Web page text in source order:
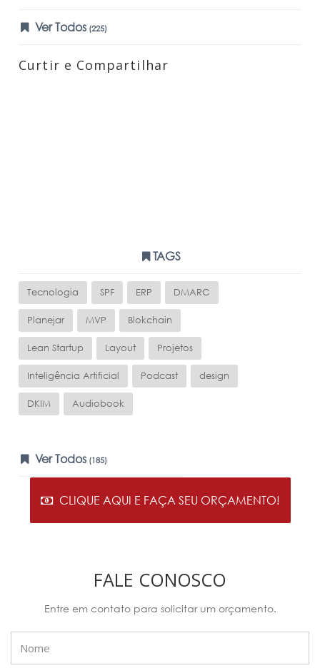
Ver Todos (225)
Curtir e Compartilhar
TAGS
Tecnologia SPF ERP DMARC
Planejar MVP Blokchain
Lean Startup Layout Projetos
Inteligência Artificial Podcast design
DKIM Audiobook
Ver Todos (185)
CLIQUE AQUI E FAÇA SEU ORÇAMENTO!
FALE CONOSCO
Entre em contato para solicitar um orçamento.